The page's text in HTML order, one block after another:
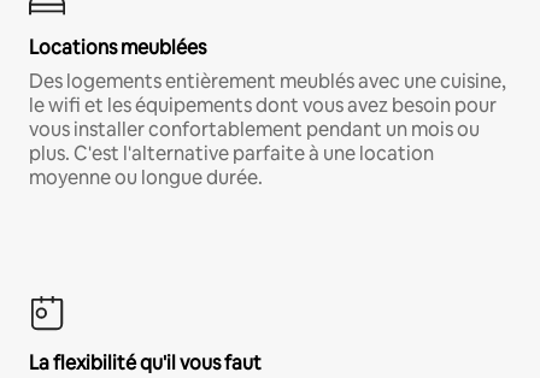
Locations meublées
Des logements entièrement meublés avec une cuisine,
le wifi et les équipements dont vous avez besoin pour
vous installer confortablement pendant un mois ou
plus. C'est l'alternative parfaite à une location
moyenne ou longue durée.
La flexibilité qu'il vous faut